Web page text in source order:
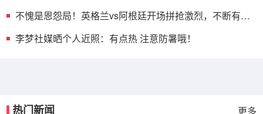
不愧是恩怨局！英格兰vs阿根廷开场拼抢激烈，不断有球
李梦社媒晒个人近照：有点热 注意防暑哦！
热门新闻 更多